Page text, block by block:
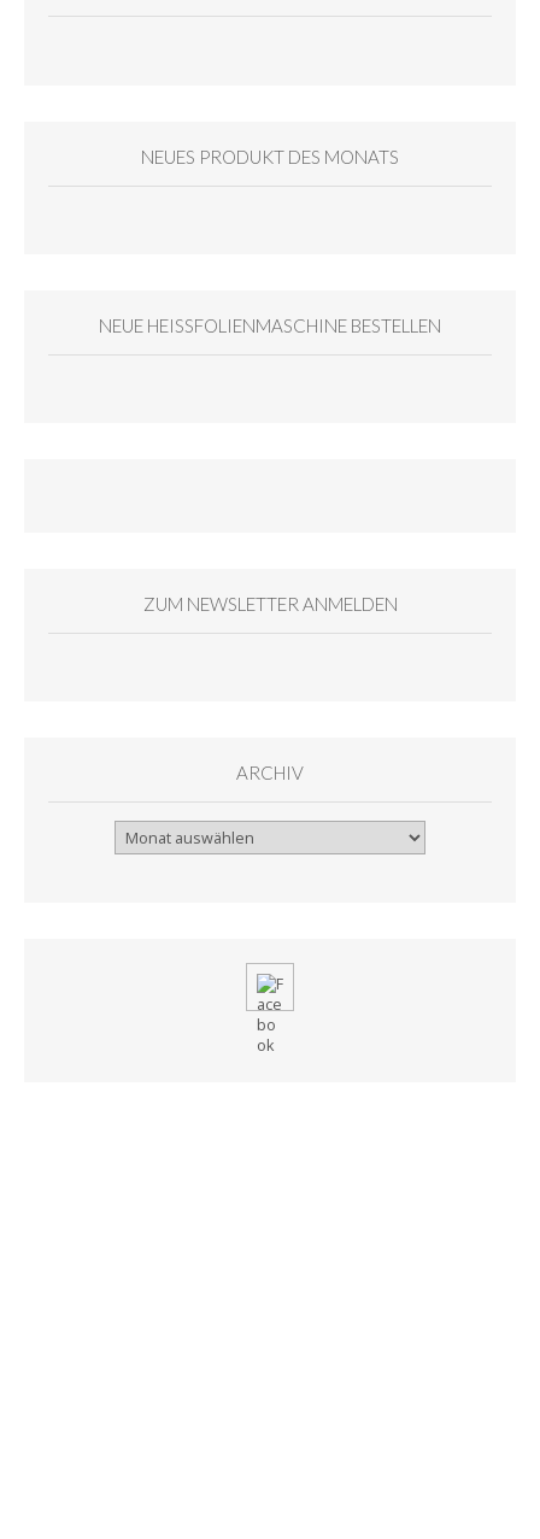
NEUES PRODUKT DES MONATS
NEUE HEISSFOLIENMASCHINE BESTELLEN
ZUM NEWSLETTER ANMELDEN
ARCHIV
Archiv